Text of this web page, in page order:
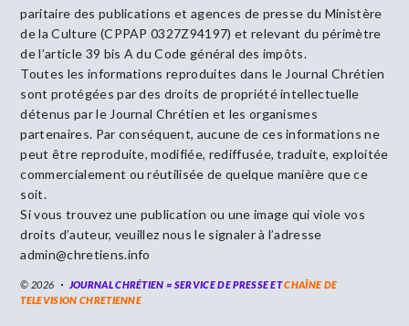
paritaire des publications et agences de presse du Ministère
de la Culture (CPPAP 0327Z94197) et relevant du périmètre
de l’article 39 bis A du Code général des impôts.
Toutes les informations reproduites dans le Journal Chrétien
sont protégées par des droits de propriété intellectuelle
détenus par le Journal Chrétien et les organismes
partenaires. Par conséquent, aucune de ces informations ne
peut être reproduite, modifiée, rediffusée, traduite, exploitée
commercialement ou réutilisée de quelque manière que ce
soit.
Si vous trouvez une publication ou une image qui viole vos
droits d’auteur, veuillez nous le signaler à l’adresse
admin@chretiens.info
© 2026 JOURNAL CHRÉTIEN = SERVICE DE PRESSE ETCHAÎNE DE
TELEVISION CHRETIENNE